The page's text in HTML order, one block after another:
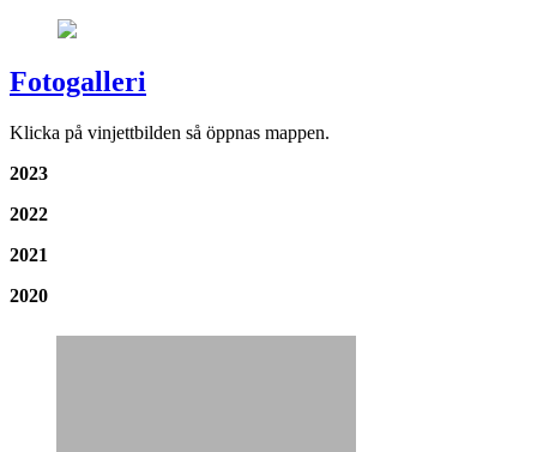
Fotogalleri
Klicka på vinjettbilden så öppnas mappen.
2023
2022
2021
2020